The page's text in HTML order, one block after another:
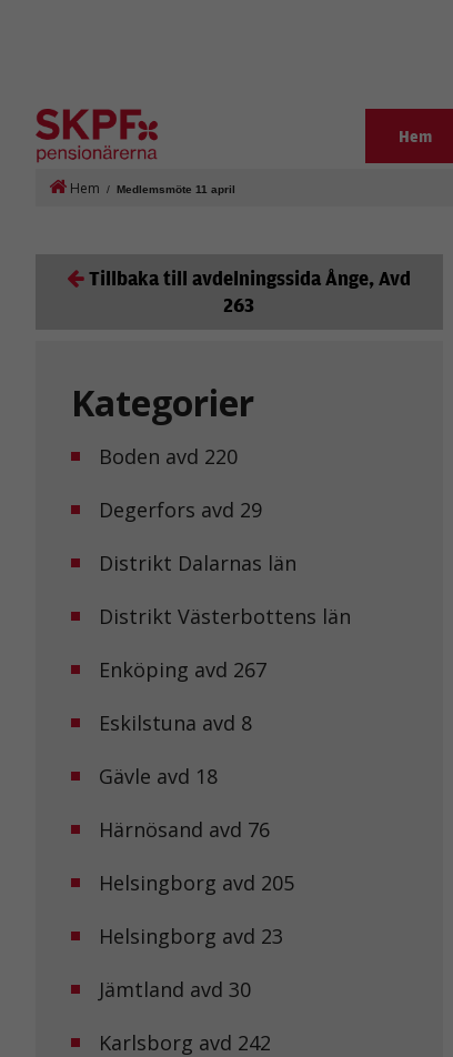
Hem
Hem / Medlemsmöte 11 april
Tillbaka till avdelningssida Ånge, Avd
263
Kategorier
Boden avd 220
Degerfors avd 29
Distrikt Dalarnas län
Distrikt Västerbottens län
Enköping avd 267
Eskilstuna avd 8
Gävle avd 18
Härnösand avd 76
Helsingborg avd 205
Helsingborg avd 23
Jämtland avd 30
Karlsborg avd 242